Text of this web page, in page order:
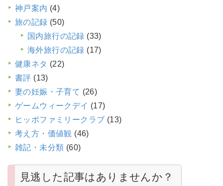
神戸案内 (4)
旅の記録 (50)
国内旅行の記録 (33)
海外旅行の記録 (17)
健康ネタ (22)
書評 (13)
妻の妊娠・子育て (26)
ゲームウィークデイ (17)
ヒッポファミリークラブ (13)
考え方・価値観 (46)
雑記・未分類 (60)
見逃した記事はありませんか？